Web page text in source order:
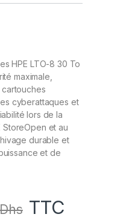
HPE LTO-8 30 To
maximale,
cartouches
cyberattaques et
lors de la
StoreOpen et au
durable et
et de
Dhs TTC